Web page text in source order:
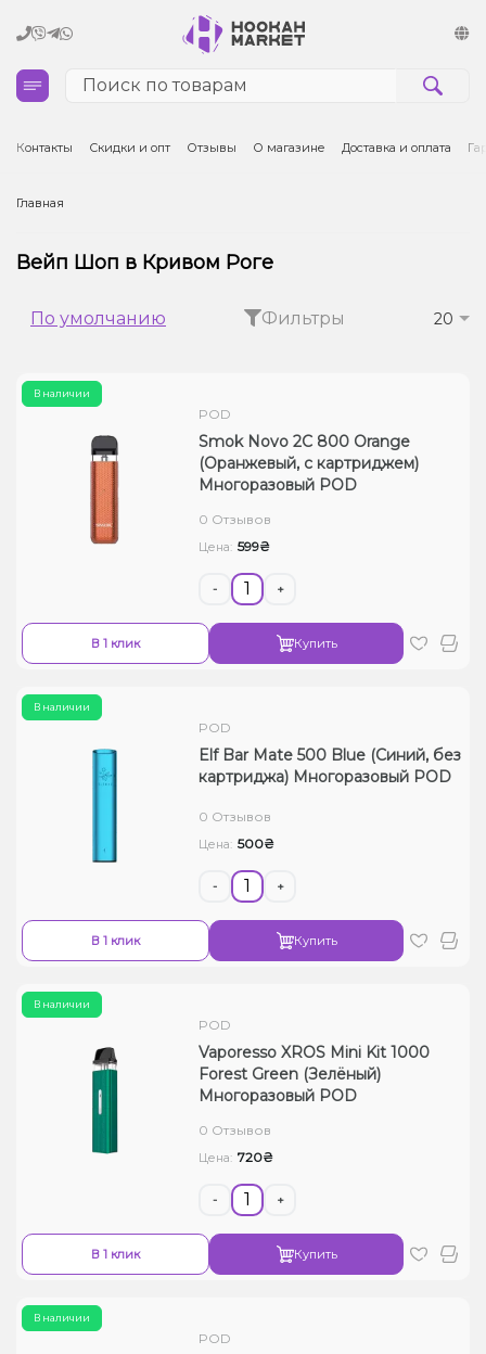
Кальяны
Табак для кальяна и кальянные смеси
Электронные сигареты (POD)
Комплектующие для POD
Жидкости для электронных сигарет
Уценка
Контакты Скидки и опт Отзывы О магазине Доставка и оплата
Главная
Вейп Шоп в Кривом Роге
По умолчанию Фильтры 20
В наличии
POD
Smok Novo 2C 800 Orange
(Оранжевый, с картриджем)
Многоразовый POD
0 Отзывов
Цена: 599₴
- +
В 1 клик Купить
В наличии
POD
Elf Bar Mate 500 Blue (Синий, без
картриджа) Многоразовый POD
0 Отзывов
Цена: 500₴
- +
В 1 клик Купить
В наличии
POD
Vaporesso XROS Mini Kit 1000
Forest Green (Зелёный)
Многоразовый POD
0 Отзывов
Цена: 720₴
- +
В 1 клик Купить
В наличии
POD